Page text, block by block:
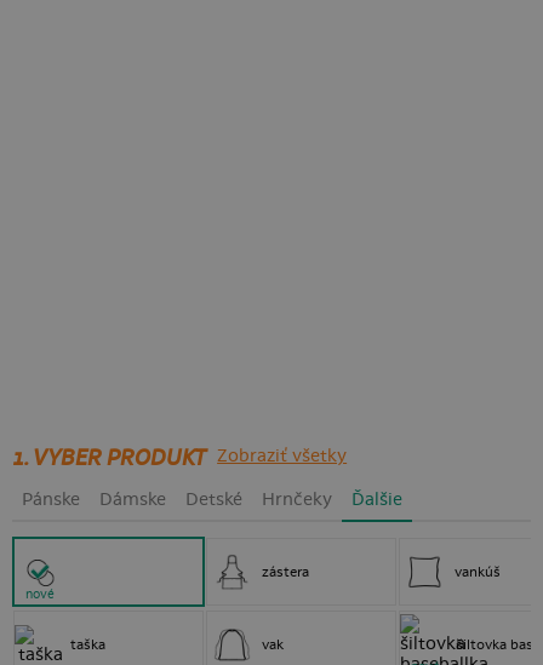
1. VYBER PRODUKT Zobraziť všetky
Pánske Dámske Detské Hrnčeky Ďalšie
nové
taška
zástera
vak
vankúš
šiltovka